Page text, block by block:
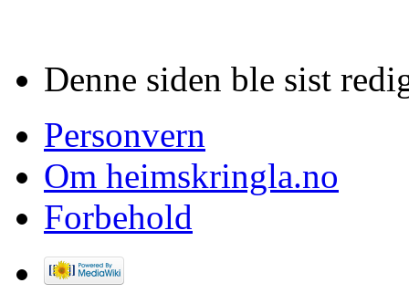
Denne siden ble sist
Personvern
Om heimskringla.no
Forbehold